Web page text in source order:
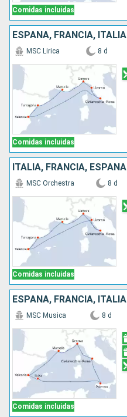
Comidas incluidas
ESPAÑA, FRANCIA, ITALIA
Comidas incluidas
MSC Lirica 8 d
ITALIA, FRANCIA, ESPAÑA
Comidas incluidas
MSC Orchestra 8 d
ESPAÑA, FRANCIA, ITALIA
Comidas incluidas
MSC Musica 8 d